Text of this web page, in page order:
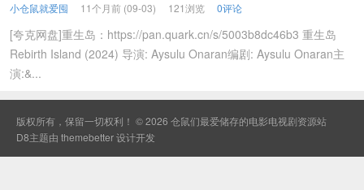
小仓鼠就爱囤 11个月前 (09-03) 121浏览 0评论
[夸克网盘]重生岛：https://pan.quark.cn/s/5003b8dc46b3 重生岛
Rebirth Island (2024) 导演: Aysulu Onaran编剧: Aysulu Onaran主
演:&...
版权所有，保留一切权利！ © 2026 仓鼠们最爱储存的电影电视剧资源站
D8主题由 themebetter设计开发